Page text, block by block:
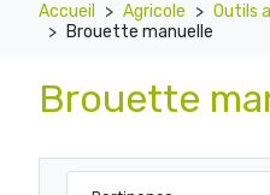
Accueil Agricole Outils
Brouette manuelle
Brouette